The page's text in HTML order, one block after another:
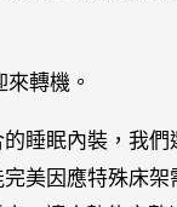
來轉機。
睡眠內裝，我們
美因應特殊床